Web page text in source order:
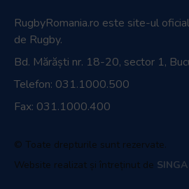
RugbyRomania.ro este site-ul
de Rugby.
Bd. Mărăști nr. 18-20, sector 1,
Telefon: 031.1000.500
Fax: 031.1000.400
© Toate drepturile sunt rezervate.
Website realizat și întreținut de SINGA